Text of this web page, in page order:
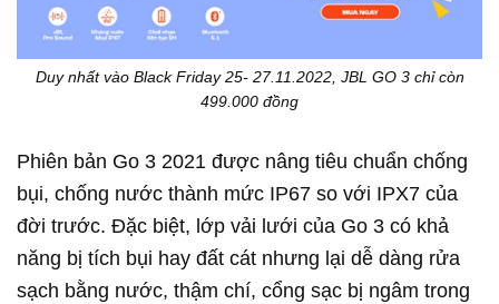
Duy nhất vào Black Friday 25- 27.11.2022, JBL GO 3 chỉ còn
499.000 đồng
Phiên bản Go 3 2021 được nâng tiêu chuẩn chống
bụi, chống nước thành mức IP67 so với IPX7 của
đời trước. Đặc biệt, lớp vải lưới của Go 3 có khả
năng bị tích bụi hay đất cát nhưng lại dễ dàng rửa
sạch bằng nước, thậm chí, cổng sạc bị ngâm trong